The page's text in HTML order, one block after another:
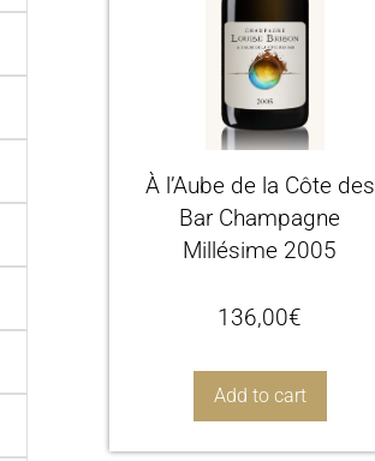
À l’Aube de la Côte des
Bar Champagne
Millésime 2005
136,00€
Add to cart